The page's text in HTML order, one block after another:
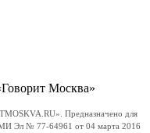
Москва»
Предназначено для
Эл № 77-64961 от 04 марта 2016